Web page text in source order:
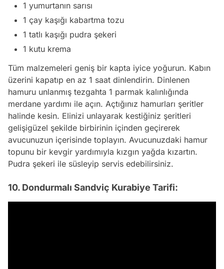
1 yumurtanın sarısı
1 çay kaşığı kabartma tozu
1 tatlı kaşığı pudra şekeri
1 kutu krema
Tüm malzemeleri geniş bir kapta iyice yoğurun. Kabın
üzerini kapatıp en az 1 saat dinlendirin. Dinlenen
hamuru unlanmış tezgahta 1 parmak kalınlığında
merdane yardımı ile açın. Açtığınız hamurları şeritler
halinde kesin. Elinizi unlayarak kestiğiniz şeritleri
gelişigüzel şekilde birbirinin içinden geçirerek
avucunuzun içerisinde toplayın. Avucunuzdaki hamur
topunu bir kevgir yardımıyla kızgın yağda kızartın.
Pudra şekeri ile süsleyip servis edebilirsiniz.
10. Dondurmalı Sandviç Kurabiye Tarifi: